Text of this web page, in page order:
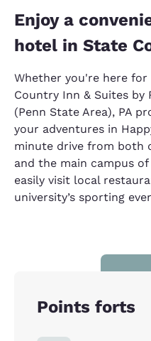
Enjoy a
hotel in State
Whether you're here
Country Inn & Suites by
(Penn State Area), PA
your adventures in
minute drive from both
and the main campus
easily visit local
university’s sporting
Points forts